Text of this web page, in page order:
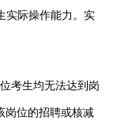
实际操作能力。实
考生均无法达到岗
岗位的招聘或核减